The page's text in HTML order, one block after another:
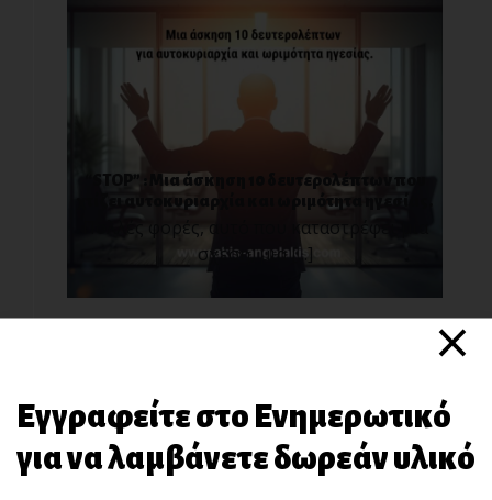
“STOP” : Μια άσκηση 10 δευτερολέπτων που
χτίζει αυτοκυριαρχία και ωριμότητα ηγεσίας.
Πολλές φορές, αυτό που καταστρέφει μια
σχέση, μια [...]
×
Εγγραφείτε στο Ενημερωτικό
για να λαμβάνετε δωρεάν υλικό